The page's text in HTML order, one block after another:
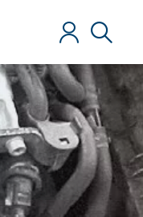
LoginRicerca